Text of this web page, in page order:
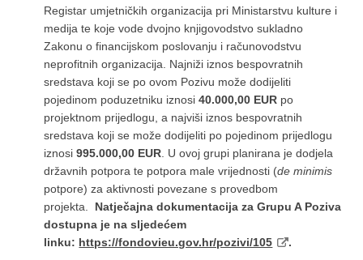
Registar umjetničkih organizacija pri Ministarstvu kulture i
medija te koje vode dvojno knjigovodstvo sukladno
Zakonu o financijskom poslovanju i računovodstvu
neprofitnih organizacija. Najniži iznos bespovratnih
sredstava koji se po ovom Pozivu može dodijeliti
pojedinom poduzetniku iznosi40.000,00 EUR po
projektnom prijedlogu, a najviši iznos bespovratnih
sredstava koji se može dodijeliti po pojedinom prijedlogu
iznosi995.000,00 EUR . U ovoj grupi planirana je dodjela
državnih potpora te potpora male vrijednosti (de minimis
potpore) za aktivnosti povezane s provedbom
projekta. Natječajna dokumentacija za Grupu A Poziva
dostupna je na sljedećem
linku: https://fondovieu.gov.hr/pozivi/105 .